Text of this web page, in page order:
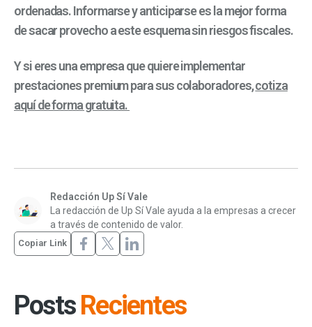
ordenadas. Informarse y anticiparse es la mejor forma
de sacar provecho a este esquema sin riesgos fiscales.
Y si eres una empresa que quiere implementar
prestaciones premium para sus colaboradores,cotiza
aquí de forma gratuita.
Redacción Up Sí Vale
La redacción de Up Sí Vale ayuda a la empresas a crecer
a través de contenido de valor.
Copiar Link
PostsRecientes